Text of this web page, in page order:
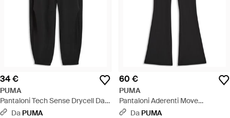
34 €
PUMA
Pantaloni Tech Sense Drycell Da
Donna, Accessori, Nero - Nero
Da PUMA
60 €
PUMA
Pantaloni Aderenti Move
Cloudspun A Vita Alta Da Donna,
Da PUMA